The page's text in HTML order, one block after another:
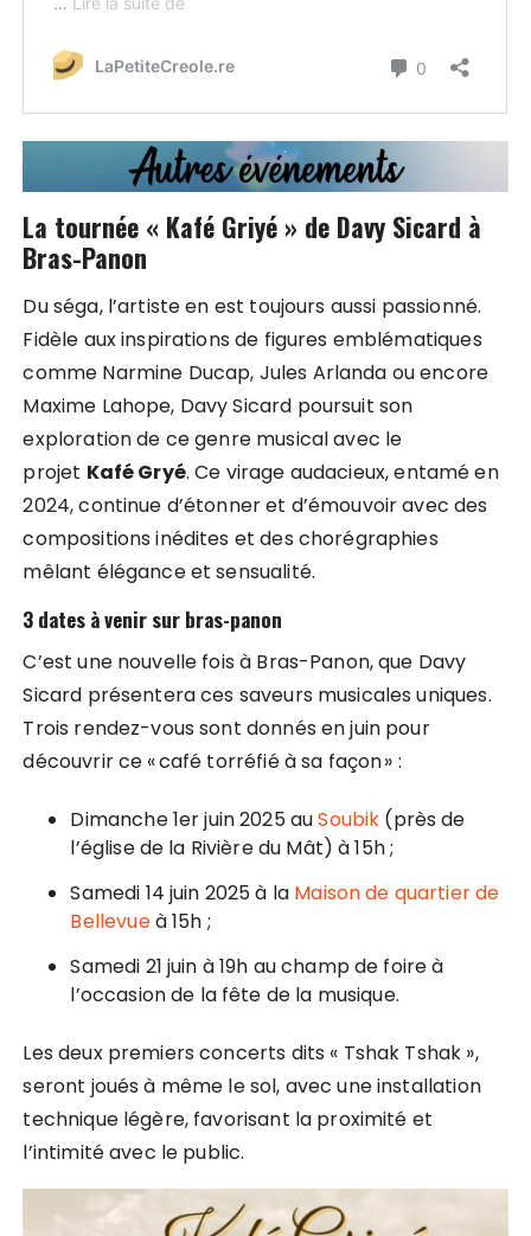
La tournée « Kafé Griyé » de Davy Sicard à
Bras-Panon
Du séga, l’artiste en est toujours aussi passionné.
Fidèle aux inspirations de figures emblématiques
comme Narmine Ducap, Jules Arlanda ou encore
Maxime Lahope, Davy Sicard poursuit son
exploration de ce genre musical avec le
projet Kafé Gryé. Ce virage audacieux, entamé en
2024, continue d’étonner et d’émouvoir avec des
compositions inédites et des chorégraphies
mêlant élégance et sensualité.
3 dates à venir sur bras-panon
C’est une nouvelle fois à Bras-Panon, que Davy
Sicard présentera ces saveurs musicales uniques.
Trois rendez-vous sont donnés en juin pour
découvrir ce « café torréfié à sa façon » :
Dimanche 1er juin 2025 auSoubik (près de
l’église de la Rivière du Mât) à 15h ;
Samedi 14 juin 2025 à la Maison de quartier de
Bellevueà 15h ;
Samedi 21 juin à 19h au champ de foire à
l’occasion de la fête de la musique.
Les deux premiers concerts dits « Tshak Tshak »,
seront joués à même le sol, avec une installation
technique légère, favorisant la proximité et
l’intimité avec le public.